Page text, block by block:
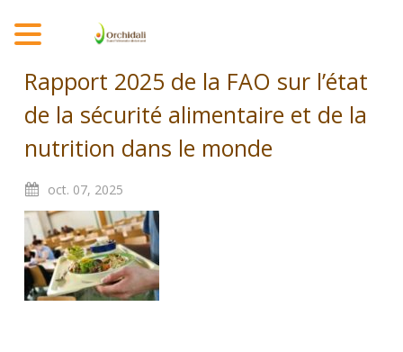
Rapport 2025 de la FAO sur l’état
de la sécurité alimentaire et de la
nutrition dans le monde
oct. 07, 2025